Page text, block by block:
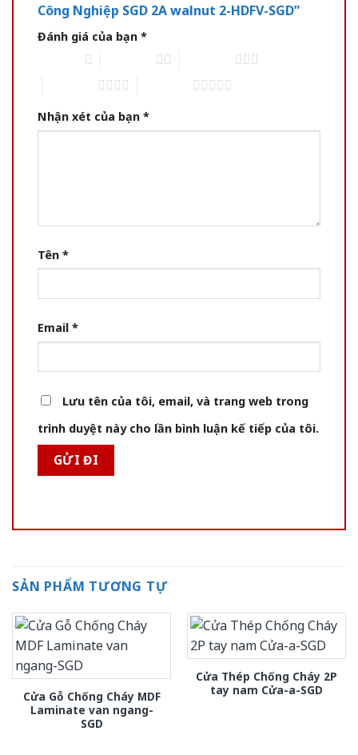
Công Nghiệp SGD 2A walnut 2-HDFV-SGD”
Đánh giá của bạn *
Nhận xét của bạn *
Tên *
Email *
Lưu tên của tôi, email, và trang web trong
trình duyệt này cho lần bình luận kế tiếp của tôi.
SẢN PHẨM TƯƠNG TỰ
Cửa Gỗ Chống Cháy MDF
Laminate van ngang-
SGD
Cửa Thép Chống Cháy 2P
tay nam Cửa-a-SGD